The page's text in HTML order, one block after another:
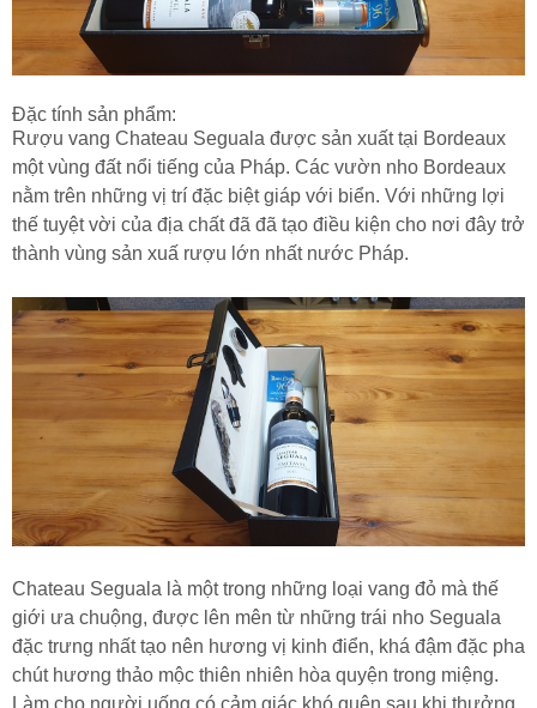
Đặc tính sản phẩm:
Rượu vang Chateau Seguala được sản xuất tại Bordeaux
một vùng đất nổi tiếng của Pháp. Các vườn nho Bordeaux
nằm trên những vị trí đặc biệt giáp với biển. Với những lợi
thế tuyệt vời của địa chất đã đã tạo điều kiện cho nơi đây trở
thành vùng sản xuấ rượu lớn nhất nước Pháp.
Chateau Seguala là một trong những loại vang đỏ mà thế
giới ưa chuộng, được lên mên từ những trái nho Seguala
đặc trưng nhất tạo nên hương vị kinh điển, khá đậm đặc pha
chút hương thảo mộc thiên nhiên hòa quyện trong miệng.
Làm cho người uống có cảm giác khó quên sau khi thưởng